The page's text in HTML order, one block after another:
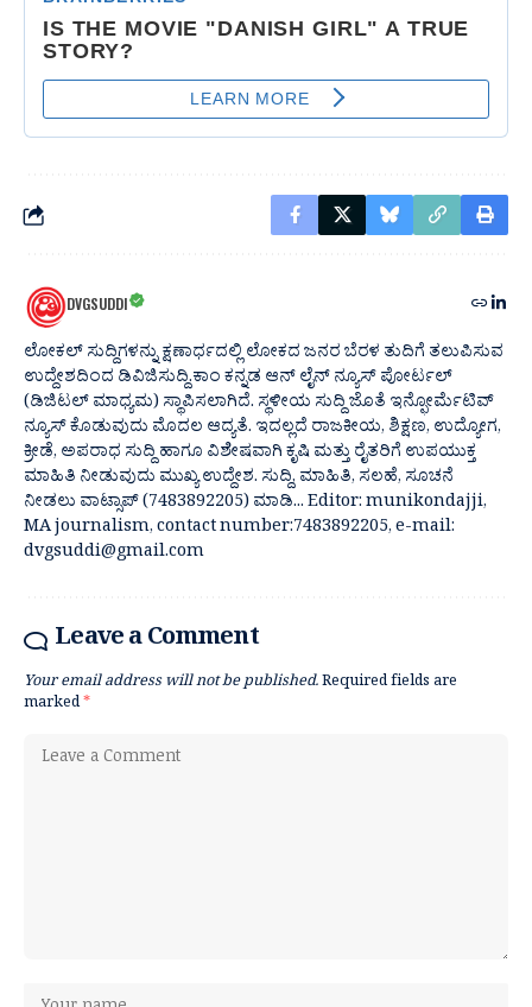
DVGSUDDI
ಲೋಕಲ್ ಸುದ್ದಿಗಳನ್ನು ಕ್ಷಣಾರ್ಧದಲ್ಲಿ ಲೋಕದ ಜನರ ಬೆರಳ ತುದಿಗೆ ತಲುಪಿಸುವ
ಉದ್ದೇಶದಿಂದ ಡಿವಿಜಿಸುದ್ದಿ.ಕಾಂ ಕನ್ನಡ ಆನ್ ಲೈನ್ ನ್ಯೂಸ್ ಪೋರ್ಟಲ್
(ಡಿಜಿಟಲ್ ಮಾಧ್ಯಮ) ಸ್ಥಾಪಿಸಲಾಗಿದೆ. ಸ್ಥಳೀಯ ಸುದ್ದಿ ಜೊತೆ ಇನ್ಫೋರ್ಮೆಟಿವ್
ನ್ಯೂಸ್ ಕೊಡುವುದು ಮೊದಲ ಆದ್ಯತೆ. ಇದಲ್ಲದೆ ರಾಜಕೀಯ, ಶಿಕ್ಷಣ, ಉದ್ಯೋಗ,
ಕ್ರೀಡೆ, ಅಪರಾಧ ಸುದ್ದಿ ಹಾಗೂ ವಿಶೇಷವಾಗಿ ಕೃಷಿ ಮತ್ತು ರೈತರಿಗೆ ಉಪಯುಕ್ತ
ಮಾಹಿತಿ ನೀಡುವುದು ಮುಖ್ಯ ಉದ್ದೇಶ. ಸುದ್ದಿ, ಮಾಹಿತಿ, ಸಲಹೆ, ಸೂಚನೆ
ನೀಡಲು ವಾಟ್ಸಾಪ್ (7483892205) ಮಾಡಿ... Editor: munikondajji,
MA journalism, contact number:7483892205, e-mail:
dvgsuddi@gmail.com
Leave a Comment
Your email address will not be published.Required fields are
marked*